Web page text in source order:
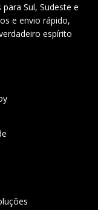
Sul, Sudeste e
e envio rápido,
espírito